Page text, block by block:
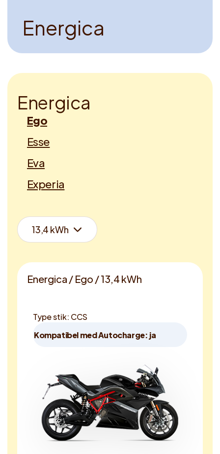
Energica
Energica
Ego
Esse
Eva
Experia
Energica / Ego / 13,4 kWh
Type stik: CCS
Kompatibel med Autocharge: ja